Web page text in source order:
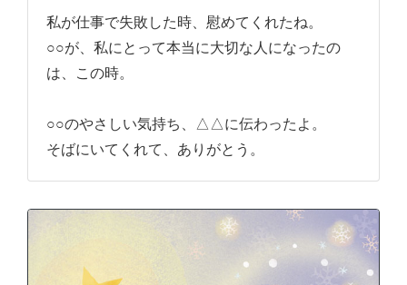
私が仕事で失敗した時、慰めてくれたね。
○○が、私にとって本当に大切な人になったの
は、この時。
○○のやさしい気持ち、△△に伝わったよ。
そばにいてくれて、ありがとう。